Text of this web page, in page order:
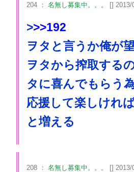
204 ： 名無し募集中。。。 [] 2013/
>>>192
ヲタと言うか俺が
ヲタから搾取する
タに喜んでもらう
応援して楽しけれ
と増える
208 ： 名無し募集中。。。 [] 2013/